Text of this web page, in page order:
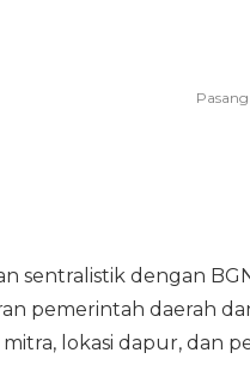
sentralistik dengan
pemerintah daerah
lokasi dapur, dan